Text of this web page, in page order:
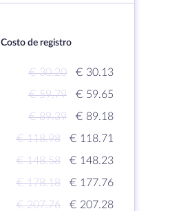
Costo de registro
€ 30.20
€ 30.13
€ 59.79
€ 59.65
€ 89.39
€ 89.18
€ 118.98
€ 118.71
€ 148.58
€ 148.23
€ 178.18
€ 177.76
€ 207.76
€ 207.28